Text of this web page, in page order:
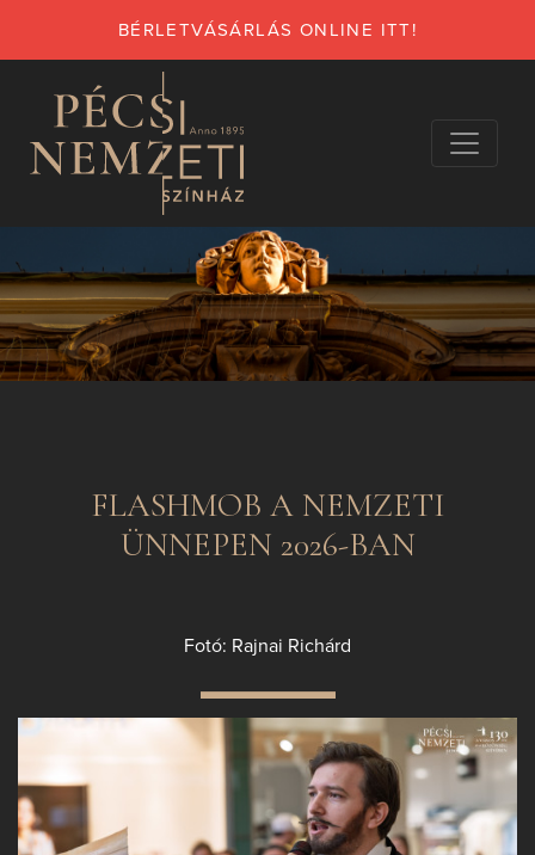
BÉRLETVÁSÁRLÁS ONLINE ITT!
FLASHMOB A NEMZETI
ÜNNEPEN 2026-BAN
Fotó: Rajnai Richárd